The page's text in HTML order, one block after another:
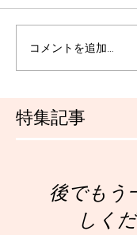
特集記事
コメントを追加…
後でもう
しく